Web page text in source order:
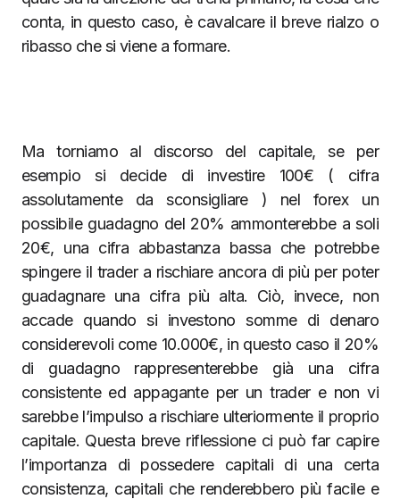
conta, in questo caso, è cavalcare il breve rialzo o
ribasso che si viene a formare.
Ma torniamo al discorso del capitale, se per
esempio si decide di investire 100€ ( cifra
assolutamente da sconsigliare ) nel forex un
possibile guadagno del 20% ammonterebbe a soli
20€, una cifra abbastanza bassa che potrebbe
spingere il trader a rischiare ancora di più per poter
guadagnare una cifra più alta. Ciò, invece, non
accade quando si investono somme di denaro
considerevoli come 10.000€, in questo caso il 20%
di guadagno rappresenterebbe già una cifra
consistente ed appagante per un trader e non vi
sarebbe l’impulso a rischiare ulteriormente il proprio
capitale. Questa breve riflessione ci può far capire
l’importanza di possedere capitali di una certa
consistenza, capitali che renderebbero più facile e